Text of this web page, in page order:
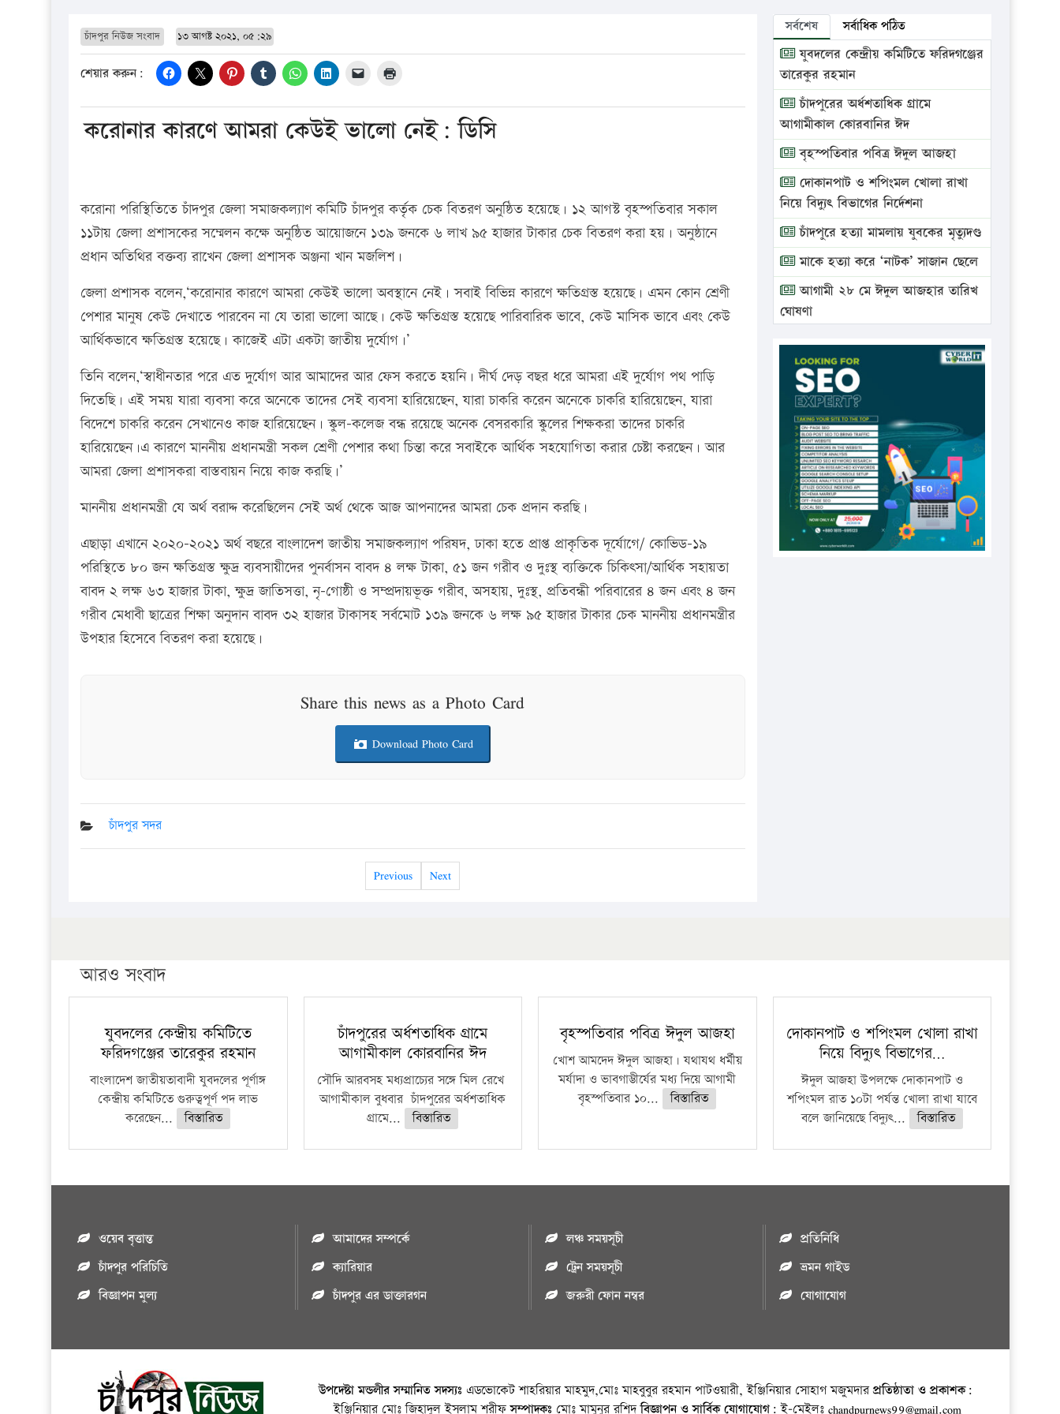
চাঁদপুর নিউজ সংবাদ ১৩ আগষ্ট ২০২১, ০৫:২৯
শেয়ার করুন:
করোনার কারণে আমরা কেউই ভালো নেই: ডিসি
করোনা পরিস্থিতিতে চাঁদপুর জেলা সমাজকল্যাণ কমিটি চাঁদপুর কর্তৃক চেক বিতরণ অনুষ্ঠিত হয়েছে। ১২ আগস্ট বৃহস্পতিবার সকাল
১১টায় জেলা প্রশাসকের সম্মেলন কক্ষে অনুষ্ঠিত আয়োজনে ১৩৯ জনকে ৬ লাখ ৯৫ হাজার টাকার চেক বিতরণ করা হয়। অনুষ্ঠানে
প্রধান অতিথির বক্তব্য রাখেন জেলা প্রশাসক অঞ্জনা খান মজলিশ।
জেলা প্রশাসক বলেন,‘করোনার কারণে আমরা কেউই ভালো অবস্থানে নেই। সবাই বিভিন্ন কারণে ক্ষতিগ্রস্ত হয়েছে। এমন কোন শ্রেণী
পেশার মানুষ কেউ দেখাতে পারবেন না যে তারা ভালো আছে। কেউ ক্ষতিগ্রস্ত হয়েছে পারিবারিক ভাবে, কেউ মাসিক ভাবে এবং কেউ
আর্থিকভাবে ক্ষতিগ্রস্ত হয়েছে। কাজেই এটা একটা জাতীয় দুর্যোগ।’
তিনি বলেন,‘স্বাধীনতার পরে এত দুর্যোগ আর আমাদের আর ফেস করতে হয়নি। দীর্ঘ দেড় বছর ধরে আমরা এই দুর্যোগ পথ পাড়ি
দিতেছি। এই সময় যারা ব্যবসা করে অনেকে তাদের সেই ব্যবসা হারিয়েছেন, যারা চাকরি করেন অনেকে চাকরি হারিয়েছেন, যারা
বিদেশে চাকরি করেন সেখানেও কাজ হারিয়েছেন। স্কুল-কলেজ বন্ধ রয়েছে অনেক বেসরকারি স্কুলের শিক্ষকরা তাদের চাকরি
হারিয়েছেন।এ কারণে মাননীয় প্রধানমন্ত্রী সকল শ্রেণী পেশার কথা চিন্তা করে সবাইকে আর্থিক সহযোগিতা করার চেষ্টা করছেন। আর
আমরা জেলা প্রশাসকরা বাস্তবায়ন নিয়ে কাজ করছি।’
মাননীয় প্রধানমন্ত্রী যে অর্থ বরাদ্দ করেছিলেন সেই অর্থ থেকে আজ আপনাদের আমরা চেক প্রদান করছি।
এছাড়া এখানে ২০২০-২০২১ অর্থ বছরে বাংলাদেশ জাতীয় সমাজকল্যাণ পরিষদ, ঢাকা হতে প্রাপ্ত প্রাকৃতিক দূর্যোগে/ কোভিড-১৯
পরিস্থিতে ৮০ জন ক্ষতিগ্রস্ত ক্ষুদ্র ব্যবসায়ীদের পুনর্বাসন বাবদ ৪ লক্ষ টাকা, ৫১ জন গরীব ও দুঃস্থ ব্যক্তিকে চিকিৎসা/আর্থিক সহায়তা
বাবদ ২ লক্ষ ৬৩ হাজার টাকা, ক্ষুদ্র জাতিসত্তা, নৃ-গোষ্ঠী ও সম্প্রদায়ভূক্ত গরীব, অসহায়, দুঃস্থ, প্রতিবন্ধী পরিবারের ৪ জন এবং ৪ জন
গরীব মেধাবী ছাত্রের শিক্ষা অনুদান বাবদ ৩২ হাজার টাকাসহ সর্বমোট ১৩৯ জনকে ৬ লক্ষ ৯৫ হাজার টাকার চেক মাননীয় প্রধানমন্ত্রীর
উপহার হিসেবে বিতরণ করা হয়েছে।
Share this news as a Photo Card
Download Photo Card
চাঁদপুর সদর
Previous Next
সর্বশেষ সর্বাধিক পঠিত
যুবদলের কেন্দ্রীয় কমিটিতে ফরিদগঞ্জের
তারেকুর রহমান
চাঁদপুরের অর্ধশতাধিক গ্রামে
আগামীকাল কোরবানির ঈদ
বৃহস্পতিবার পবিত্র ঈদুল আজহা
দোকানপাট ও শপিংমল খোলা রাখা
নিয়ে বিদ্যুৎ বিভাগের নির্দেশনা
চাঁদপুরে হত্যা মামলায় যুবকের মৃত্যুদণ্ড
মাকে হত্যা করে ‘নাটক’ সাজান ছেলে
আগামী ২৮ মে ঈদুল আজহার তারিখ
ঘোষণা
ভ্রাম্যমাণ আদালতে দুইটি প্রতিষ্ঠানকে
প্রতিষ্ঠানকে ৪০হাজার টাকা জরিমানা।
এবার লঞ্চের ভাড়া বাড়ল
১৭ থেকে ২১ শতাংশ বিদ্যুতের দাম
বাড়ানোর প্রস্তাব পিডিবির
১৬ মে চাঁদপুর ও ২৫ মে ফেনী সফরে
যাবেন প্রধানমন্ত্রী
উচ্চশিক্ষায় গৌরবময় অর্জন: পূর্ণ
স্কলারশিপে যুক্তরাষ্ট্রে পিএইচডি করছেন
আরও সংবাদ
যুবদলের কেন্দ্রীয় কমিটিতে
ফরিদগঞ্জের তারেকুর রহমান
বাংলাদেশ জাতীয়তাবাদী যুবদলের পূর্ণাঙ্গ
কেন্দ্রীয় কমিটিতে গুরুত্বপূর্ণ পদ লাভ
করেছেন...
বিস্তারিত
চাঁদপুরের অর্ধশতাধিক গ্রামে
আগামীকাল কোরবানির ঈদ
সৌদি আরবসহ মধ্যপ্রাচ্যের সঙ্গে মিল রেখে
আগামীকাল বুধবার চাঁদপুরের অর্ধশতাধিক
গ্রামে...
বিস্তারিত
বৃহস্পতিবার পবিত্র ঈদুল আজহা
খোশ আমদেদ ঈদুল আজহা। যথাযথ ধর্মীয়
মর্যাদা ও ভাবগাম্ভীর্যের মধ্য দিয়ে আগামী
বৃহস্পতিবার ১০...
বিস্তারিত
দোকানপাট ও শপিংমল খোলা রাখা
নিয়ে বিদ্যুৎ বিভাগের…
ঈদুল আজহা উপলক্ষে দোকানপাট ও
শপিংমল রাত ১০টা পর্যন্ত খোলা রাখা যাবে
বলে জানিয়েছে বিদ্যুৎ...
বিস্তারিত
ওয়েব বৃত্তান্ত
চাঁদপুর পরিচিতি
বিজ্ঞাপন মুল্য
আমাদের সম্পর্কে
ক্যারিয়ার
চাঁদপুর এর ডাক্তারগন
লঞ্চ সময়সূচী
ট্রেন সময়সূচী
জরুরী ফোন নম্বর
প্রতিনিধি
ভ্রমন গাইড
যোগাযোগ
উপদেষ্টা মন্ডলীর সম্মানিত সদস্যঃ এডভোকেট শাহরিয়ার মাহমুদ,মোঃ মাহবুবুর রহমান পাটওয়ারী, ইঞ্জিনিয়ার সোহাগ মজুমদারপ্রতিষ্ঠাতা ও প্রকাশক:
ইঞ্জিনিয়ার মোঃ জিহাদুল ইসলাম শরীফসম্পাদকঃ মোঃ মামুনুর রশিদবিজ্ঞাপন ও সার্বিক যোগাযোগ: ই-মেইলঃ chandpurnews99@gmail.com